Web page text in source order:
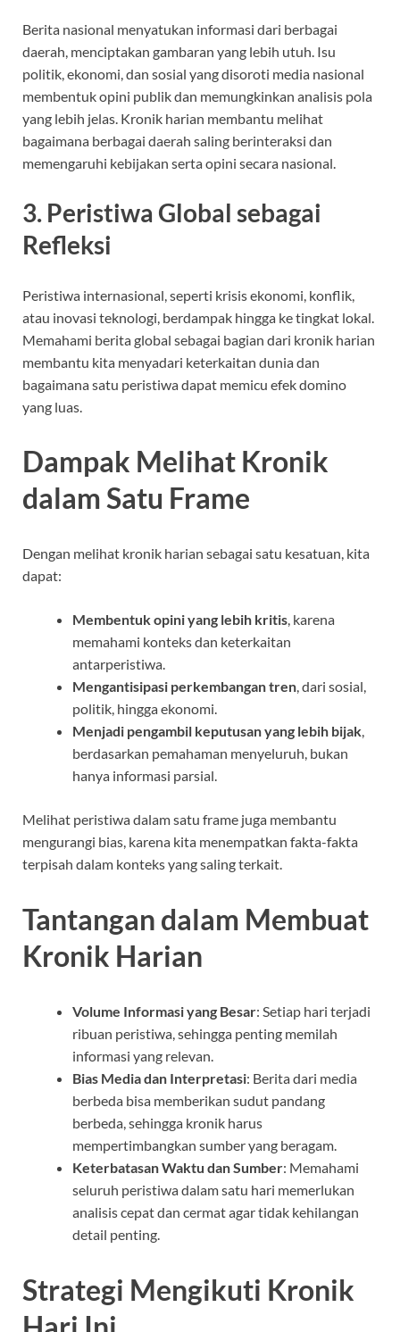
Berita nasional menyatukan informasi dari berbagai
daerah, menciptakan gambaran yang lebih utuh. Isu
politik, ekonomi, dan sosial yang disoroti media nasional
membentuk opini publik dan memungkinkan analisis pola
yang lebih jelas. Kronik harian membantu melihat
bagaimana berbagai daerah saling berinteraksi dan
memengaruhi kebijakan serta opini secara nasional.
3. Peristiwa Global sebagai
Refleksi
Peristiwa internasional, seperti krisis ekonomi, konflik,
atau inovasi teknologi, berdampak hingga ke tingkat lokal.
Memahami berita global sebagai bagian dari kronik harian
membantu kita menyadari keterkaitan dunia dan
bagaimana satu peristiwa dapat memicu efek domino
yang luas.
Dampak Melihat Kronik
dalam Satu Frame
Dengan melihat kronik harian sebagai satu kesatuan, kita
dapat:
Membentuk opini yang lebih kritis, karena
memahami konteks dan keterkaitan
antarperistiwa.
Mengantisipasi perkembangan tren, dari sosial,
politik, hingga ekonomi.
Menjadi pengambil keputusan yang lebih bijak,
berdasarkan pemahaman menyeluruh, bukan
hanya informasi parsial.
Melihat peristiwa dalam satu frame juga membantu
mengurangi bias, karena kita menempatkan fakta-fakta
terpisah dalam konteks yang saling terkait.
Tantangan dalam Membuat
Kronik Harian
Volume Informasi yang Besar: Setiap hari terjadi
ribuan peristiwa, sehingga penting memilah
informasi yang relevan.
Bias Media dan Interpretasi: Berita dari media
berbeda bisa memberikan sudut pandang
berbeda, sehingga kronik harus
mempertimbangkan sumber yang beragam.
Keterbatasan Waktu dan Sumber: Memahami
seluruh peristiwa dalam satu hari memerlukan
analisis cepat dan cermat agar tidak kehilangan
detail penting.
Strategi Mengikuti Kronik